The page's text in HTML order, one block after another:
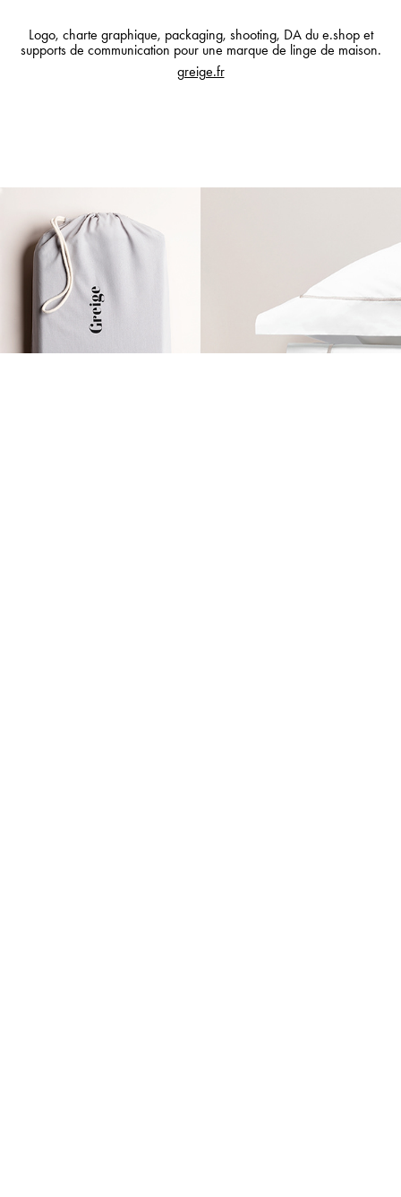
Logo, charte graphique, packaging, shooting, DA du e.shop et
supports de communication pour une marque de linge de maison.
greige.fr